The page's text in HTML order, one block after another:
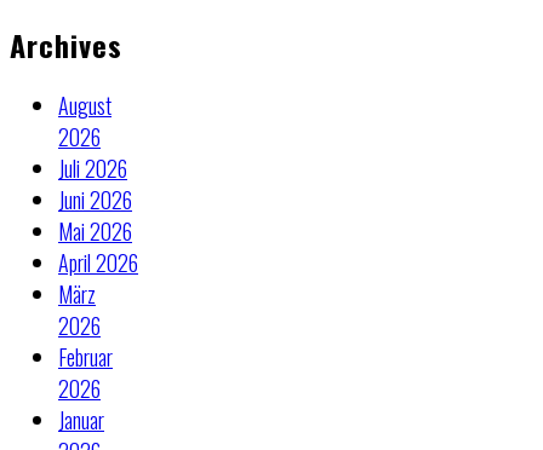
Archives
August
2026
Juli 2026
Juni 2026
Mai 2026
April 2026
März
2026
Februar
2026
Januar